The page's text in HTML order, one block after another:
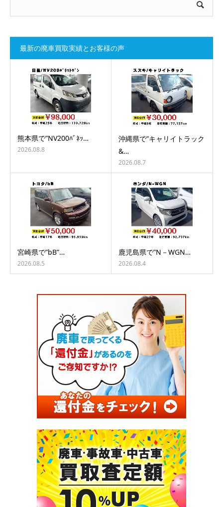
最新の廃車買取実績とお客様の声
熊本県で”NV200ﾊﾞﾈｯ…
2026.08.8
沖縄県で”キャリイトラック
&…
2026.08.7
宮崎県で”bB”…
2026.08.5
鹿児島県で”N－WGN…
2026.08.4